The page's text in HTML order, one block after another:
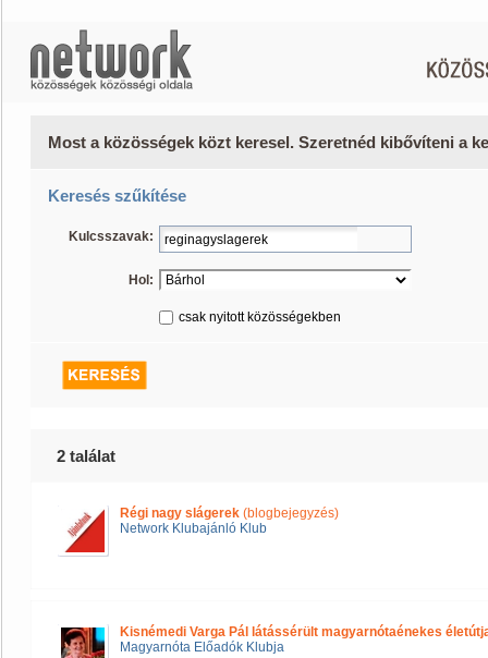
Most a közösségek közt keresel. Szeretnéd kibővíteni a
Keresés szűkítése
Kulcsszavak:
Hol:
csak nyitott közösségekben
2 találat
Régi nagy slágerek (blogbejegyzés)
Network Klubajánló Klub
Kisnémedi Varga Pál látássérült magyarnótaénekes
Magyarnóta Előadók Klubja